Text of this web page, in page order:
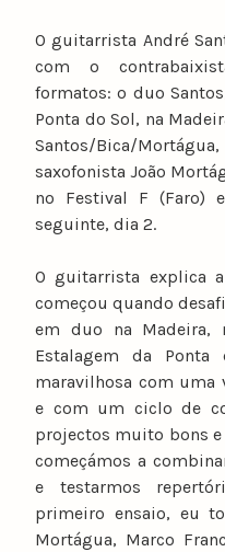
O guitarrista André
com o
formatos: o duo
Ponta do Sol, na
Santos/Bica/
saxofonista João
no Festival F (Faro)
seguinte, dia 2.
O guitarrista explica
começou quando
em duo na
Estalagem da
maravilhosa com
e com um ciclo de
projectos muito bons e
começámos a
e testarmos
primeiro ensaio, eu
Mortágua, Marco